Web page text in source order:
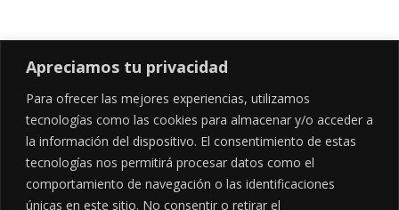
Apreciamos tu privacidad
Para ofrecer las mejores experiencias, utilizamos
tecnologías como las cookies para almacenar y/o acceder a
la información del dispositivo. El consentimiento de estas
tecnologías nos permitirá procesar datos como el
comportamiento de navegación o las identificaciones
únicas en este sitio. No consentir o retirar el
SÍGUENOS EN
CONTÁCTANOS LEGALES